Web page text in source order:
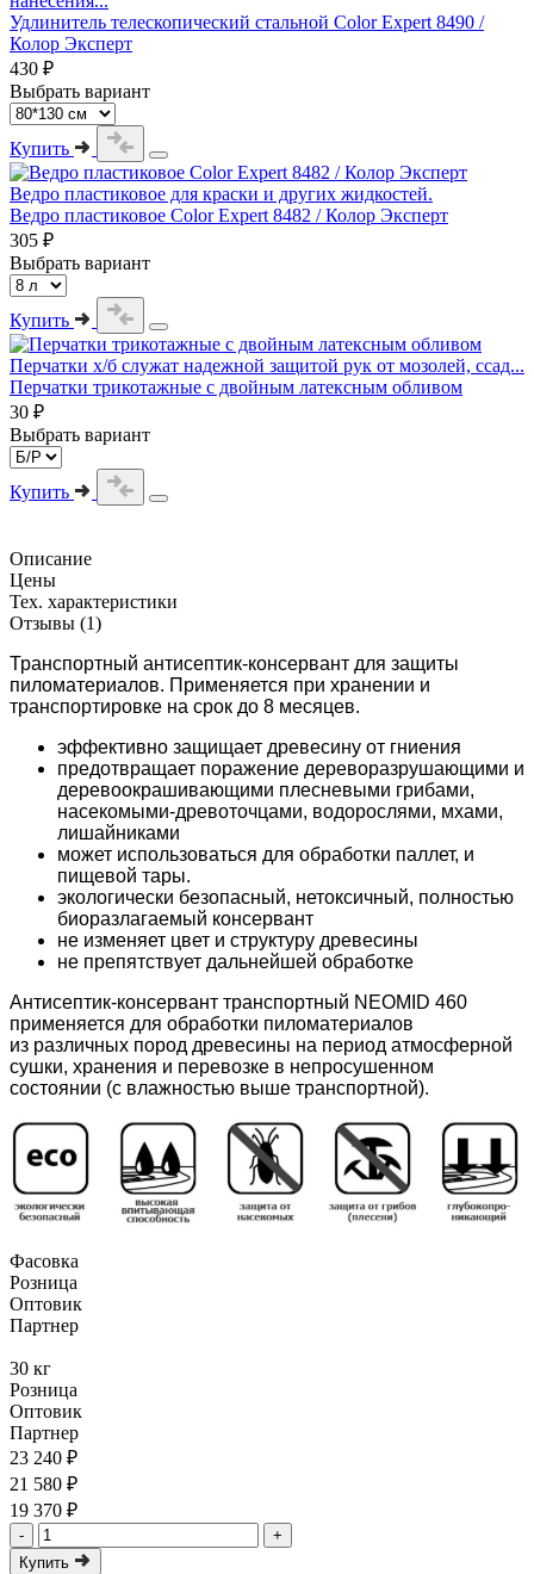
Удлинитель телескопический стальной Color Expert 8490 /
Колор Эксперт
430 ₽
Выбрать вариант
Купить
Ведро пластиковое для краски и других жидкостей.
Ведро пластиковое Color Expert 8482 / Колор Эксперт
305 ₽
Выбрать вариант
Купить
Перчатки х/б служат надежной защитой рук от мозолей, ссад...
Перчатки трикотажные с двойным латексным обливом
30 ₽
Выбрать вариант
Купить
Описание
Цены
Тех. характеристики
Отзывы (1)
Транспортный антисептик-консервант для защиты
пиломатериалов. Применяется при хранении и
транспортировке на срок до 8 месяцев.
эффективно защищает древесину от гниения
предотвращает поражение дереворазрушающими и
деревоокрашивающими плесневыми грибами,
насекомыми-древоточцами, водорослями, мхами,
лишайниками
может использоваться для обработки паллет, и
пищевой тары.
экологически безопасный, нетоксичный, полностью
биоразлагаемый консервант
не изменяет цвет и структуру древесины
не препятствует дальнейшей обработке
Антисептик-консервант транспортный NEOMID 460
применяется для обработки пиломатериалов
из различных пород древесины на период атмосферной
сушки, хранения и перевозке в непросушенном
состоянии (с влажностью выше транспортной).
Фасовка
Розница
Оптовик
Партнер
30 кг
Розница
Оптовик
Партнер
23 240 ₽
21 580 ₽
19 370 ₽
-
+
Купить